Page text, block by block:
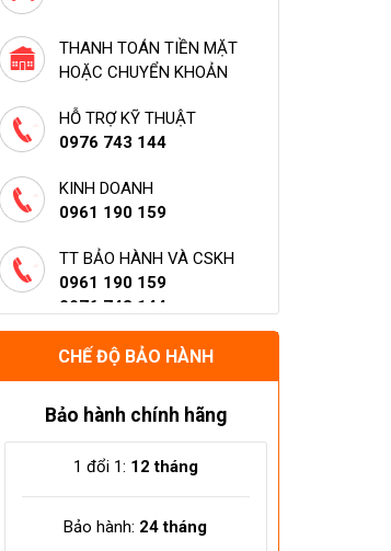
THANH TOÁN TIỀN MẶT
HOẶC CHUYỂN KHOẢN
HỖ TRỢ KỸ THUẬT
0976 743 144
KINH DOANH
0961 190 159
TT BẢO HÀNH VÀ CSKH
0961 190 159
0976 743 144
HỖ TRỢ LẮP ĐẶT (HÀ NỘI)
0961 190 159
0976 743 144
CHẾ ĐỘ BẢO HÀNH
Bảo hành chính hãng
1 đổi 1: 12 tháng
Bảo hành: 24 tháng